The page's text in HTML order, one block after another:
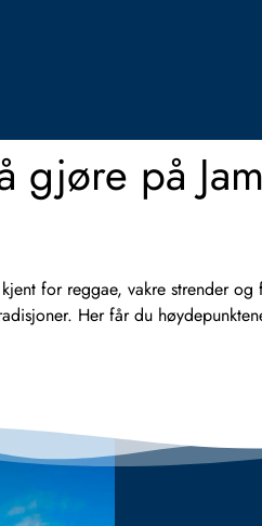
gjøre på
for reggae, vakre strender
Her får du